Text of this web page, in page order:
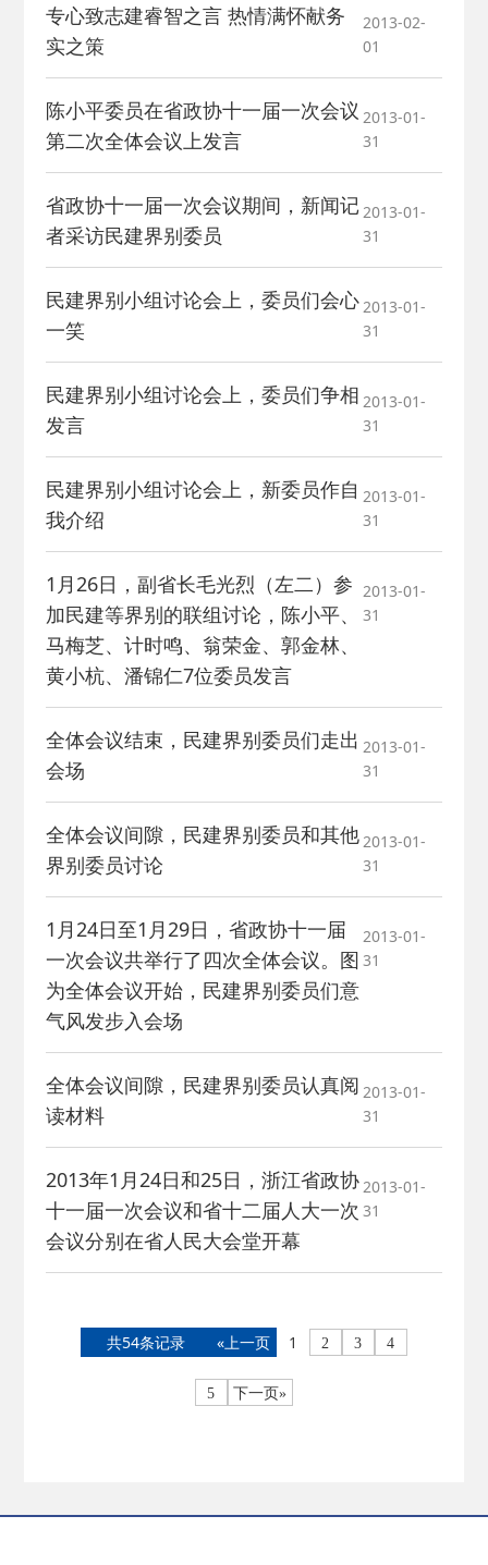
专心致志建睿智之言 热情满怀献务
实之策
2013-02-
01
陈小平委员在省政协十一届一次会议
第二次全体会议上发言
2013-01-
31
省政协十一届一次会议期间，新闻记
者采访民建界别委员
2013-01-
31
民建界别小组讨论会上，委员们会心
一笑
2013-01-
31
民建界别小组讨论会上，委员们争相
发言
2013-01-
31
民建界别小组讨论会上，新委员作自
我介绍
2013-01-
31
1月26日，副省长毛光烈（左二）参
加民建等界别的联组讨论，陈小平、
马梅芝、计时鸣、翁荣金、郭金林、
黄小杭、潘锦仁7位委员发言
2013-01-
31
全体会议结束，民建界别委员们走出
会场
2013-01-
31
全体会议间隙，民建界别委员和其他
界别委员讨论
2013-01-
31
1月24日至1月29日，省政协十一届
一次会议共举行了四次全体会议。图
为全体会议开始，民建界别委员们意
气风发步入会场
2013-01-
31
全体会议间隙，民建界别委员认真阅
读材料
2013-01-
31
2013年1月24日和25日，浙江省政协
十一届一次会议和省十二届人大一次
会议分别在省人民大会堂开幕
2013-01-
31
共54条记录 «上一页 1 2 3 4
5 下一页»